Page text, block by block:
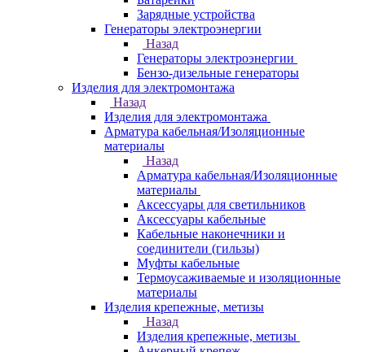
Зарядные устройства
Генераторы электроэнергии
Назад
Генераторы электроэнергии
Бензо-дизельные генераторы
Изделия для электромонтажа
Назад
Изделия для электромонтажа
Арматура кабельная/Изоляционные
материалы
Назад
Арматура кабельная/Изоляционные
материалы
Аксессуары для светильников
Аксессуары кабельные
Кабельные наконечники и
соединители (гильзы)
Муфты кабельные
Термоусаживаемые и изоляционные
материалы
Изделия крепежные, метизы
Назад
Изделия крепежные, метизы